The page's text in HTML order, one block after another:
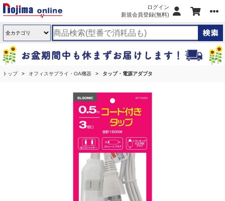
ログイン
新規会員登録(無料)
トップ オフィスサプライ・OA機器 タップ・電源アダプタ